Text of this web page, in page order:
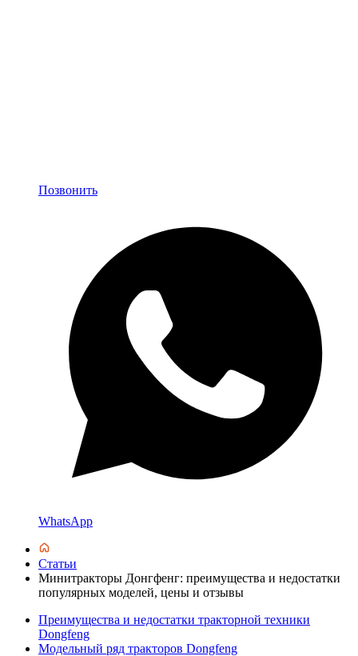
Позвонить
WhatsApp
Статьи
Минитракторы Донгфенг: преимущества и недостатки
популярных моделей, цены и отзывы
Преимущества и недостатки тракторной техники
Dongfeng
Модельный ряд тракторов Dongfeng